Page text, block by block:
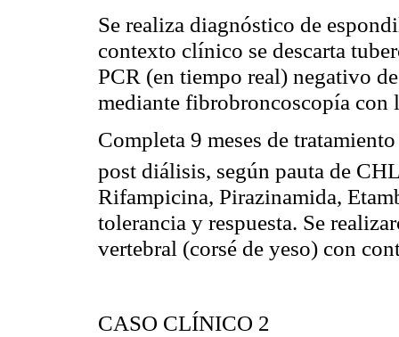
Se realiza diagnóstico de
contexto clínico se descarta
PCR (en tiempo real) negativo
mediante fibrobroncoscopía
Completa 9 meses de
post diálisis, según pauta de
Rifampicina, Pirazinamida,
tolerancia y respuesta. Se
vertebral (corsé de yeso) con
CASO CLÍNICO 2